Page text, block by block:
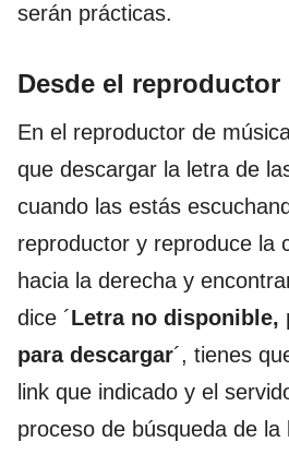
serán prácticas.
Desde el reproductor
En el reproductor de
que descargar la letra de
cuando las estás
reproductor y reproduce la
hacia la derecha y
dice ´Letra no disponible,
para descargar´, tienes
link que indicado y el
proceso de búsqueda de la